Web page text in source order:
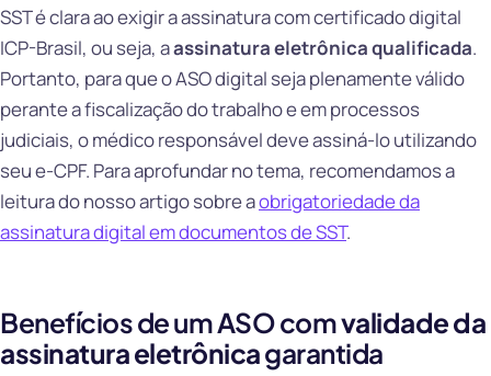
SST é clara ao exigir a assinatura com certificado digital
ICP-Brasil, ou seja, aassinatura eletrônica qualificada.
Portanto, para que o ASO digital seja plenamente válido
perante a fiscalização do trabalho e em processos
judiciais, o médico responsável deve assiná-lo utilizando
seu e-CPF. Para aprofundar no tema, recomendamos a
leitura do nosso artigo sobre aobrigatoriedade da
assinatura digital em documentos de SST.
Benefícios de um ASO comvalidade da
assinatura eletrônicagarantida